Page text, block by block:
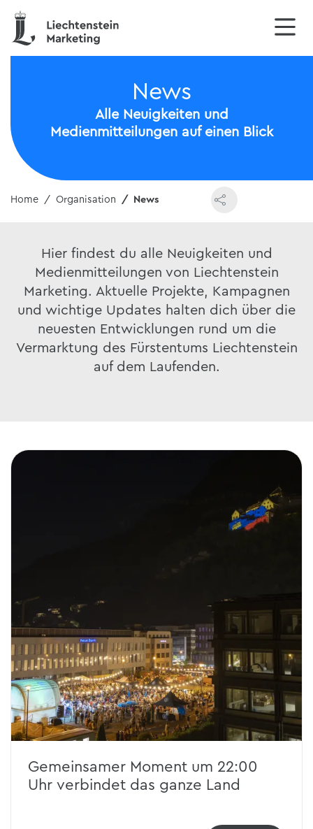
Alle Neuigkeiten und
Medienmitteilungen auf einen Blick
News
Home Organisation News
Hier findest du alle Neuigkeiten und
Medienmitteilungen von Liechtenstein
Marketing. Aktuelle Projekte, Kampagnen
und wichtige Updates halten dich über die
neuesten Entwicklungen rund um die
Vermarktung des Fürstentums Liechtenstein
auf dem Laufenden.
Gemeinsamer Moment um 22:00
Uhr verbindet das ganze Land